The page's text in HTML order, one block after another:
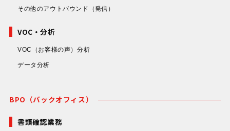
その他のアウトバウンド （発信）
VOC・分析
VOC（お客様の声）分析
データ分析
BPO（バックオフィス）
書類確認業務